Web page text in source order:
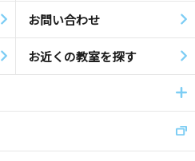
お問い合わせ
お近くの教室を探す